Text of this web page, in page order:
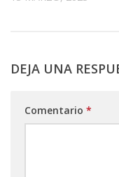
DEJA UNA
Comentario *